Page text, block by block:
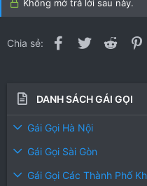
n
Không mở trả lời sau này.
Chia sẻ: Facebook
Twitter Reddit
DANH SÁCH GÁI GỌI
Gái Gọi Hà Nội
Gái Gọi Sài Gòn
Gái Gọi Các Thành Phố